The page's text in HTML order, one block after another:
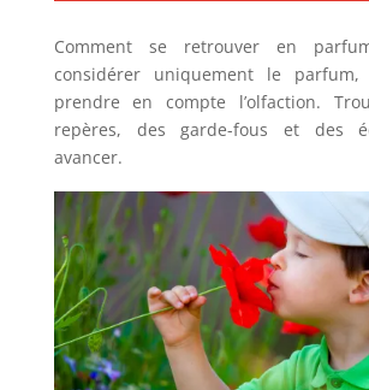
Comment se retrouver en
considérer uniquement le
prendre en compte l’olfaction.
repères, des garde-fous et des
avancer.